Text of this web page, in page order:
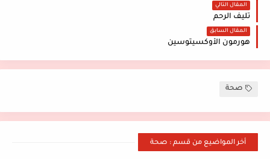
المقال التالي
تليف الرحم
المقال السابق
هورمون الأوكسيتوسين
صحة
أخر المواضيع من قسم : صحة